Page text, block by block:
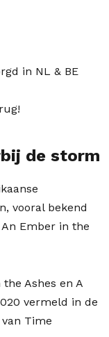
in NL & BE
de storm
vooral bekend
Ember in the
Ashes en A
vermeld in de
Time